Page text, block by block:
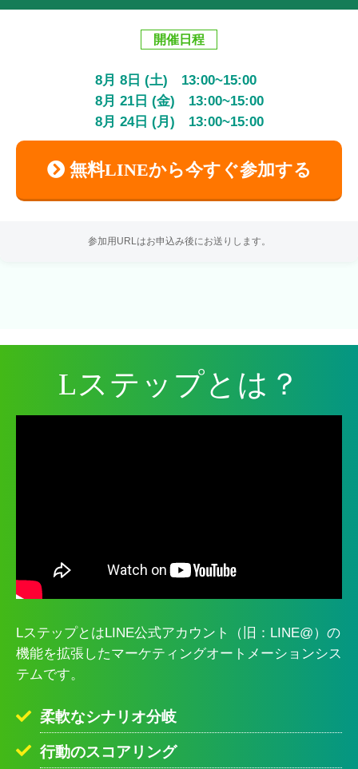
開催日程
8月 8日 (土) 13:00~15:00
8月 21日 (金) 13:00~15:00
8月 24日 (月) 13:00~15:00
無料LINEから今すぐ参加する
参加用URLはお申込み後にお送りします。
Lステップとは？
LステップとはLINE公式アカウント（旧：LINE@）の
機能を拡張したマーケティングオートメーションシス
テムです。
柔軟なシナリオ分岐
行動のスコアリング